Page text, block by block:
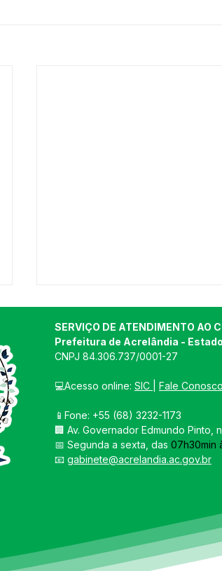
PREFEITO GRAIA FAZ VISITA
A PRODUTORES RURAIS
PARA CONHECER MELHOR
A PRODUÇÃO E AS
SERVIÇO DE ATENDIMENTO AO
Prefeitura de Acrelândia -
CNPJ 84.306.737/0001-27
💻Acesso online: SIC Fale Conosco
📱Fone: +55 (68) 3232-1173
🏢 Av. Governador Edmundo Pinto,
📅 Segunda a sexta, das 07h30min
📧 gabinete@acrelandia.ac.gov.br